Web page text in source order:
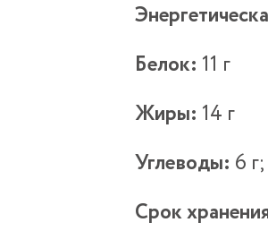
Белок: 11 г
Жиры: 14 г
Углеводы: 6 г;
Срок